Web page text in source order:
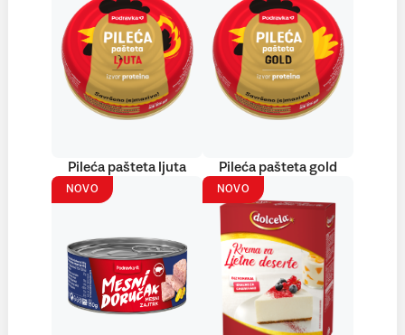
Pileća pašteta ljuta Pileća pašteta gold
NOVO NOVO